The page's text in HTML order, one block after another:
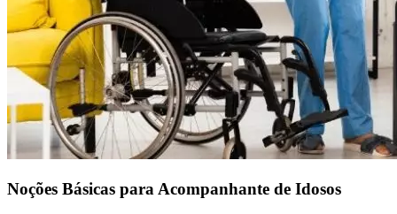
Noções Básicas para Acompanhante de Idosos